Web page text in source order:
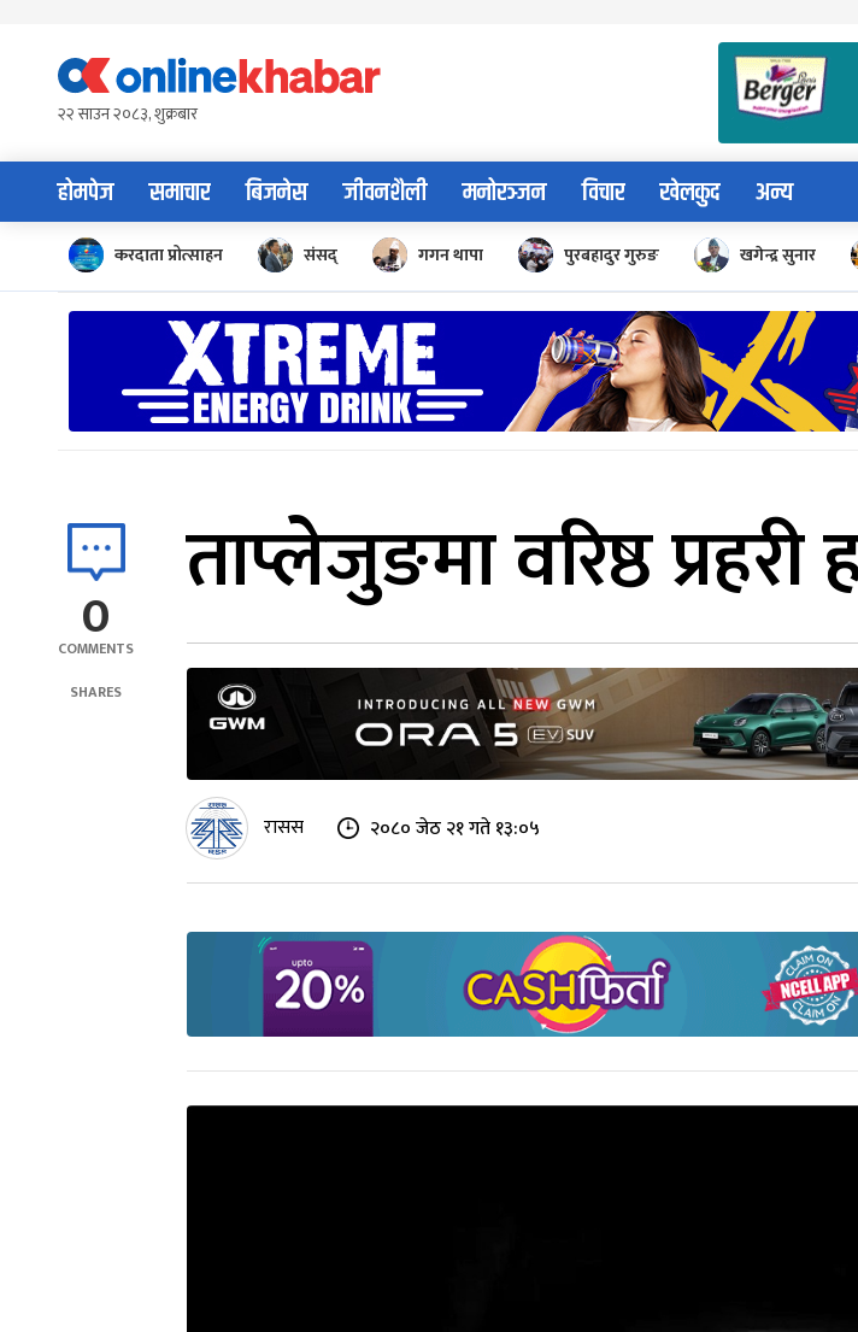
content२२ साउन २०८३, शुक्रबार
होमपेज समाचार बिजनेस जीवनशैली मनोरञ्जन विचार खेलकुद अन्य
करदाता प्रोत्साहन संसद् गगन थापा पुरबहादुर गुरुङ खगेन्द्र सुनार
0
COMMENTS
SHARES
ताप्लेजुङमा वरिष्ठ
रासस २०८० जेठ २१ गते १३:०५